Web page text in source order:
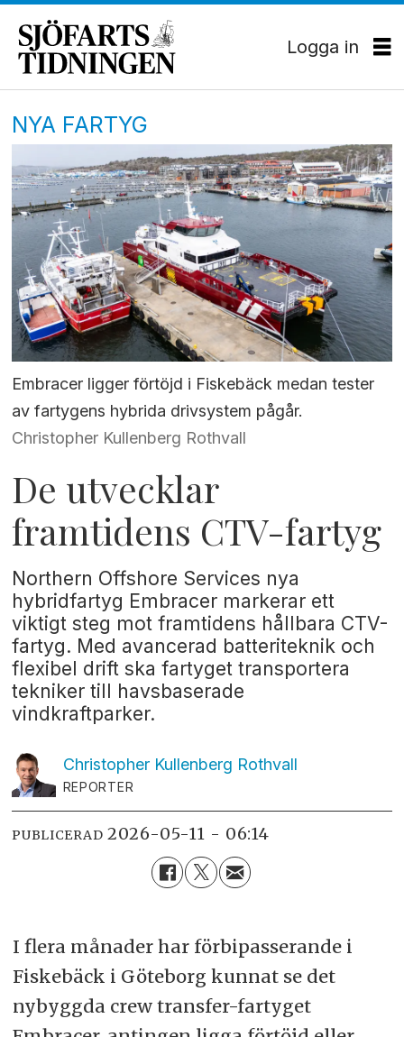
Logga in
NYA FARTYG
Embracer ligger förtöjd i Fiskebäck medan tester
av fartygens hybrida drivsystem pågår.
Christopher Kullenberg Rothvall
De utvecklar
framtidens CTV-fartyg
Northern Offshore Services nya
hybridfartyg Embracer markerar ett
viktigt steg mot framtidens hållbara CTV-
fartyg. Med avancerad batteriteknik och
flexibel drift ska fartyget transportera
tekniker till havsbaserade
vindkraftparker.
Christopher Kullenberg Rothvall
REPORTER
PUBLICERAD 2026-05-11 - 06:14
I flera månader har förbipasserande i
Fiskebäck i Göteborg kunnat se det
nybyggda crew transfer-fartyget